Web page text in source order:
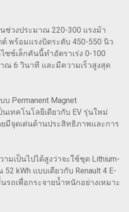
ช่วงประมาณ 220-300 แรงม้า
พร้อมแรงบิดระดับ 450-550 นิว
ซซ์เล็กคันนี้ทำอัตราเร่ง 0-100
ณ 6 วินาที และมีความเร็วสูงสุด
Permanent Magnet
นเทคโนโลยีเดียวกับ EV รุ่นใหม่
ยมีจุดเด่นด้านประสิทธิภาพและการ
มเป็นไปได้สูงว่าจะใช้ชุด Lithium-
kWh แบบเดียวกับ Renault 4 E-
รถเพื่อกระจายน้ำหนักอย่างเหมาะ